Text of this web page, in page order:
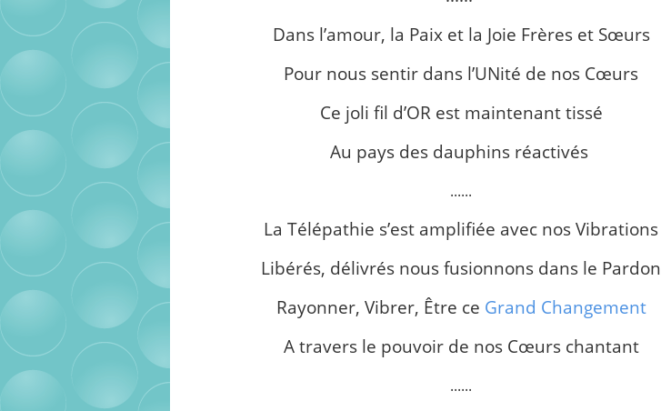
Dans l’amour, la Paix et la Joie Frères et Sœurs
Pour nous sentir dans l’UNité de nos Cœurs
Ce joli fil d’OR est maintenant tissé
Au pays des dauphins réactivés
......
La Télépathie s’est amplifiée avec nos Vibrations
Libérés, délivrés nous fusionnons dans le Pardon
Rayonner, Vibrer, Être ce Grand Changement
A travers le pouvoir de nos Cœurs chantant
......